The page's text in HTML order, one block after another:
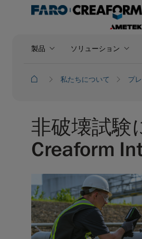
製品 ソリューション
私たちについて プ
非破壊試験
Creaform